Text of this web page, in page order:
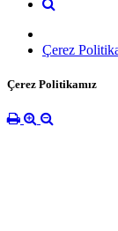
Çerez
Çerez Politikamız